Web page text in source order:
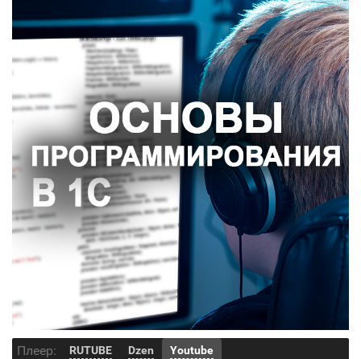
Плеер: RUTUBE Dzen Youtube